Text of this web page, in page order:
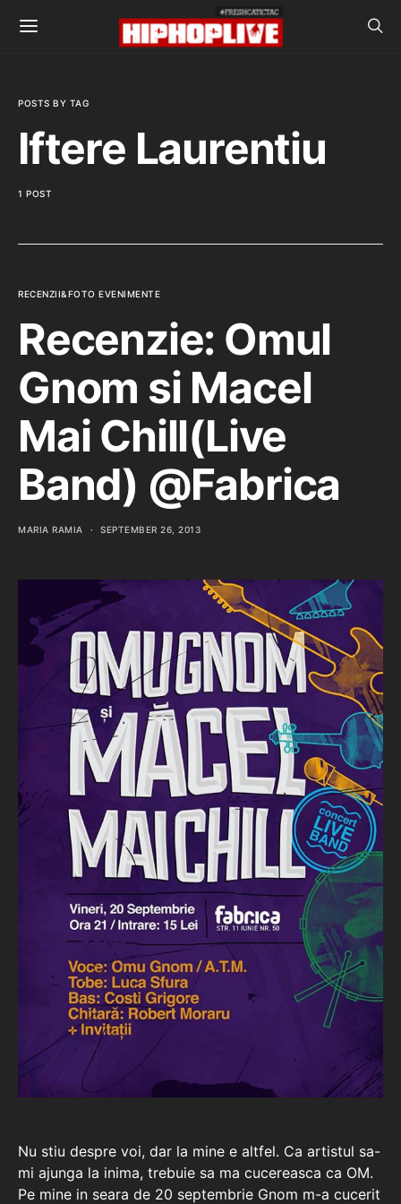
POSTS BY TAG
Iftere Laurentiu
1 POST
RECENZII&FOTO EVENIMENTE
Recenzie: Omul
Gnom si Macel
Mai Chill(Live
Band) @Fabrica
MARIA RAMIA SEPTEMBER 26, 2013
Nu stiu despre voi, dar la mine e altfel. Ca artistul sa-
mi ajunga la inima, trebuie sa ma cucereasca ca OM.
Pe mine in seara de 20 septembrie Gnom m-a cucerit